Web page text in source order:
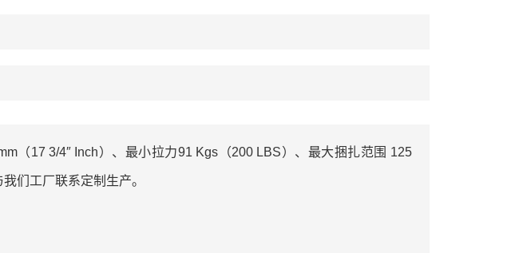
（17 3/4″ Inch）、最小拉力91 Kgs（200 LBS）、最大捆扎范围 125
我们工厂联系定制生产。